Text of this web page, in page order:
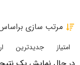
مرتب سازی
امتیاز
جدیدترین